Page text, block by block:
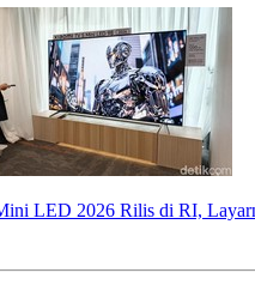
LED 2026 Rilis di RI,